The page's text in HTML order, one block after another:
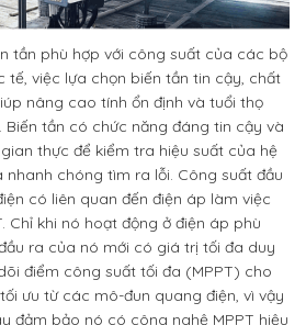
tần phù hợp với công suất của các bộ
tế, việc lựa chọn biến tần tin cậy, chất
nâng cao tính ổn định và tuổi thọ
Biến tần có chức năng đáng tin cậy và
thực để kiểm tra hiệu suất của hệ
chóng tìm ra lỗi. Công suất đầu
có liên quan đến điện áp làm việc
Chỉ khi nó hoạt động ở điện áp phù
ra của nó mới có giá trị tối đa duy
điểm công suất tối đa (MPPT) cho
ưu từ các mô-đun quang điện, vì vậy
đảm bảo nó có công nghệ MPPT hiệu